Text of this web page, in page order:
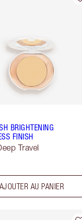
BRIGHTENING
FINISH
Travel
AJOUTER AU PANIER